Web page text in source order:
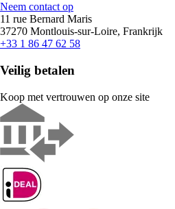
Neem contact op
11 rue Bernard Maris
37270 Montlouis-sur-Loire, Frankrijk
+33 1 86 47 62 58
Veilig betalen
Koop met vertrouwen op onze site